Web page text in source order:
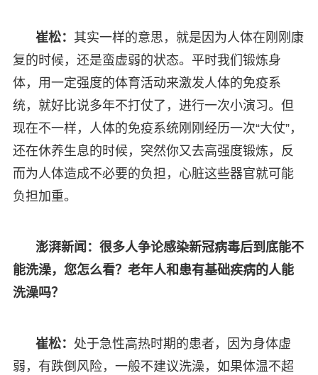
崔松： 其实一样的意思，就是因为人体在刚刚康
复的时候，还是蛮虚弱的状态。平时我们锻炼身
体，用一定强度的体育活动来激发人体的免疫系
统，就好比说多年不打仗了，进行一次小演习。但
现在不一样，人体的免疫系统刚刚经历一次“大仗”，
还在休养生息的时候，突然你又去高强度锻炼，反
而为人体造成不必要的负担，心脏这些器官就可能
负担加重。
澎湃新闻：很多人争论感染新冠病毒后到底能不
能洗澡，您怎么看？老年人和患有基础疾病的人能
洗澡吗？
崔松： 处于急性高热时期的患者，因为身体虚
弱，有跌倒风险，一般不建议洗澡，如果体温不超